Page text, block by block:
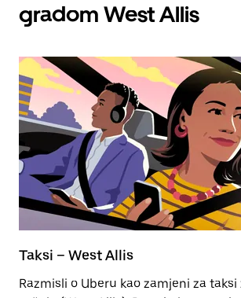
gradom West Allis
Taksi – West Allis
Razmisli o Uberu kao zamjeni za taksi